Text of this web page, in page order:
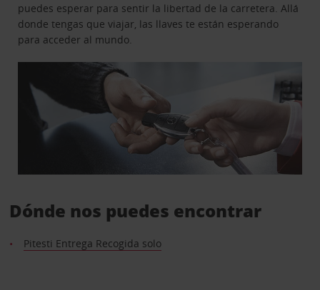
puedes esperar para sentir la libertad de la carretera. Allá
donde tengas que viajar, las llaves te están esperando
para acceder al mundo.
Dónde nos puedes encontrar
Pitesti Entrega Recogida solo